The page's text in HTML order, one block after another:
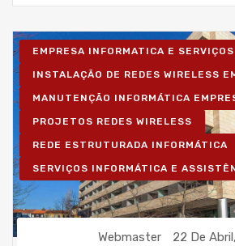
EMPRESA INFORMATICA E
INSTALAÇÃO DE REDES WIRELESS
MANUTENÇÃO INFORMÁTICA
PROJETOS REDES WIRELESS
REDE ESTRUTURADA INFORMÁTICA
SERVIÇOS INFORMÁTICA E
Webmaster 22 De